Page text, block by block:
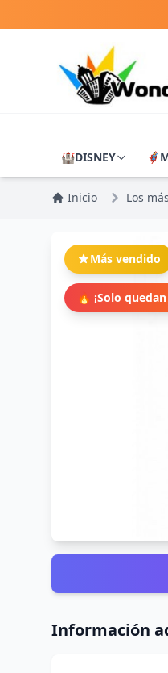
🏰DISNEY 🦸
Inicio Los
Más vendido
🔥 ¡Solo
Información